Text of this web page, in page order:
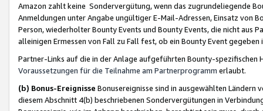
Amazon zahlt keine Sondervergütung, wenn das zugrundeliegende
Anmeldungen unter Angabe ungültiger E-Mail-Adressen, Einsatz von
Person, wiederholter Bounty Events und Bounty Events, die nicht
alleinigen Ermessen von Fall zu Fall fest, ob ein Bounty Event
Partner-Links auf die in der Anlage aufgeführten Bounty-spezifischen
Voraussetzungen für die Teilnahme am Partnerprogramm erlaubt.
(b) Bonus-Ereignisse Bonusereignisse sind in ausgewählten Ländern
diesem Abschnitt 4(b) beschriebenen Sondervergütungen in